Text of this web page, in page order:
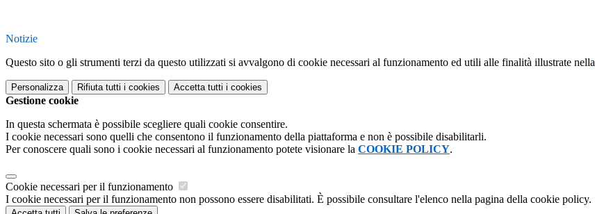
Notizie
Questo sito o gli strumenti terzi da questo utilizzati si avvalgono di cookie necessari al funzionamento ed utili alle finalità illustrate nella
Personalizza Rifiuta tutti i cookies Accetta tutti i cookies
Gestione cookie
In questa schermata è possibile scegliere quali cookie consentire.
I cookie necessari sono quelli che consentono il funzionamento della piattaforma e non è possibile disabilitarli.
Per conoscere quali sono i cookie necessari al funzionamento potete visionare la COOKIE POLICY.
Cookie necessari per il funzionamento
I cookie necessari per il funzionamento non possono essere disabilitati. È possibile consultare l'elenco nella pagina della cookie policy.